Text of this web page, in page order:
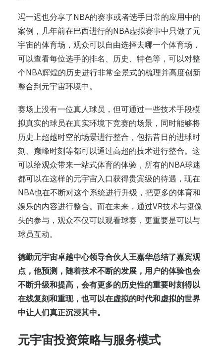
冯一迟也分享了NBA的赛事或者选手日常的应用中的
案例，几年前在巴西进行的NBA虚拟赛事中只做了元
宇宙的体育场，观众可以自由选择去哪一个体育场，
可以查看每位选手的排名、历史、特色等，可以对整
个NBA辉煌的历史进行非常全景式的梳理并高度创新
整合到元宇宙环境中。
赛场上没有一位真人球员，但可通过一些技术手段模
拟真实的球员在真实环境下竞赛的场景，同时能够将
历史上超越时空的场景进行整合，包括昔日的进球时
刻、巅峰时刻等都可以通过高超的技术进行整合。这
可以给观众带来一站式体育的体验，所有的NBA球迷
都可以在这样的元宇宙入口获得贵宾级的待遇，现在
NBA也在不断对这个系统进行升级，把更多的体育和
娱乐的内容进行整合。而在未来，通过VR技术与摄像
头的参与，观众不仅可以观看球赛，更重要是可以与
球员互动。
德勤元宇宙卓越中心领导合伙人王嘉华总结了嘉宾观
点，他预测，随着技术不断的发展，用户的体验也会
不断升级和提高，会有更多的历史性的重要时刻得以
在线复刻和重现，也可以在虚拟的时代和虚拟的世界
中让人们真正沉浸其中。
元宇宙投资策略与服务模式